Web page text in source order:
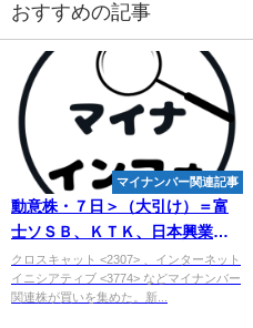
おすすめの記事
マイナンバー関連記事
動意株・７日＞（大引け）＝富
士ソＳＢ、ＫＴＫ、日本興業な
ど - ニュース・コラム
クロスキャット <2307> 、インターネット
イニシアティブ <3774> などマイナンバー
関連株が買いを集めた。新...